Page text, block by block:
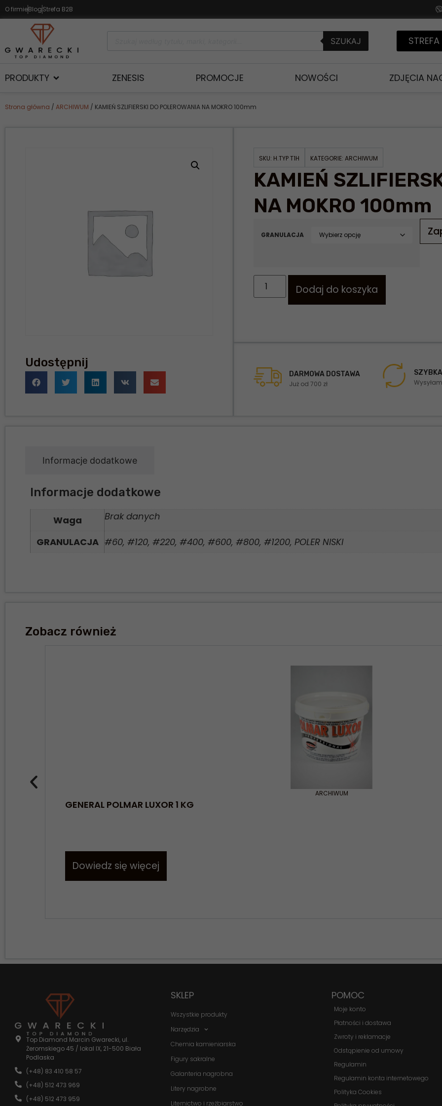
O firmieBlogStrefa B2B
SZUKAJ
PRODUKTY ZENESIS PROMOCJE NOWOŚCI ZDJĘCIA
Strona główna / ARCHIWUM / KAMIEŃ SZLIFIERSKI DO POLEROWANIA NA MOKRO 100mm
Udostępnij
SKU: H.TYP T1H KATEGORIE:ARCHIWUM
KAMIEŃ
NA MOKRO 100mm
GRANULACJA
Dodaj do koszyka
DARMOWA DOSTAWA
Już od 700 zł
Informacje dodatkowe
Informacje dodatkowe
Waga Brak danych
GRANULACJA #60, #120, #220, #400, #600, #800, #1200, POLER NISKI
Zobacz również
ARCHIWUM
GENERAL POLMAR LUXOR 1 KG
Dowiedz się więcej
Top Diamond Marcin Gwarecki, ul.
Żeromskiego 45 / lokal IX, 21-500 Biała
Podlaska
(+48) 83 410 58 57
(+48) 512 473 969
(+48) 512 473 959
SKLEP
Wszystkie produkty
Narzędzia
Chemia kamieniarska
Figury sakralne
Galanteria nagrobna
Litery nagrobne
Liternictwo i rzeźbiarstwo
POMOC
Moje konto
Płatności i dostawa
Zwroty i reklamacje
Odstąpienie od umowy
Regulamin
Regulamin konta internetowego
Polityka Cookies
Te pliki cookie
one potrzebne
do
strony
internetowej.
Abyśmy mogli
poprawić
funkcjonalność